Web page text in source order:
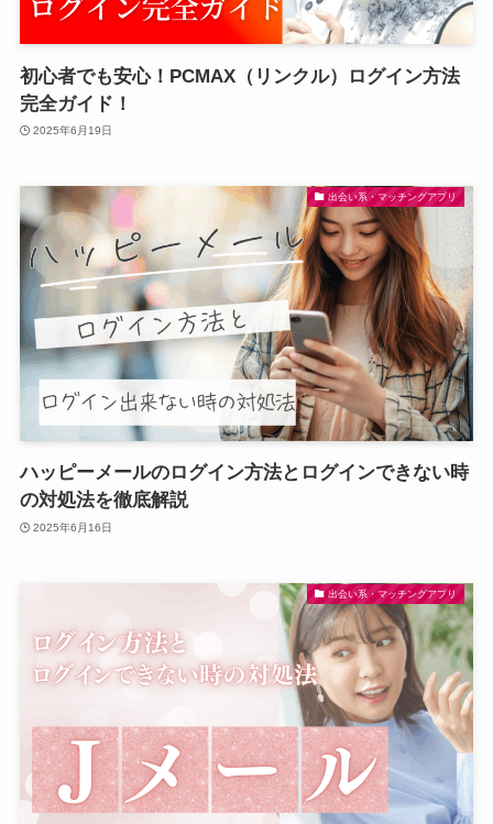
初心者でも安心！PCMAX（リンクル）ログイン方法
完全ガイド！
2025年6月19日
出会い系・マッチングアプリ
ハッピーメールのログイン方法とログインできない時
の対処法を徹底解説
2025年6月16日
出会い系・マッチングアプリ